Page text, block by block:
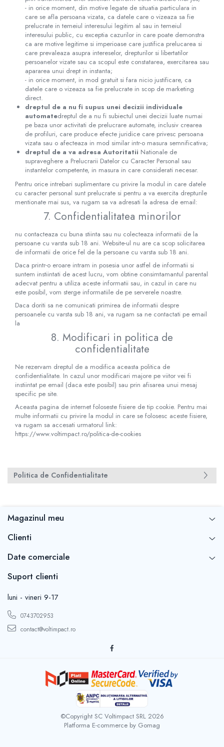
- in orice moment, din motive legate de situatia particulara in
care se afla persoana vizata, ca datele care o vizeaza sa fie
prelucrate in temeiul interesului legitim al sau in temeiul
interesului public, cu exceptia cazurilor in care poate demonstra
ca are motive legitime si imperioase care justifica prelucarea si
care prevaleaza asupra intereselor, drepturilor si libertatilor
persoanelor vizate sau ca scopul este constatarea, exercitarea sau
apararea unui drept in instanta;
- in orice moment, in mod gratuit si fara nicio justificare, ca
datele care o vizeaza sa fie prelucrate in scop de marketing
direct.
dreptul de a nu fi supus unei decizii individuale
automatedreptul de a nu fi subiectul unei decizii luate numai
pe baza unor activitati de prelucrare automate, inclusiv crearea
de profiluri, care produce efecte juridice care privesc persoana
vizata sau o afecteaza in mod similar intr-o masura semnificativa;
dreptul de a va adresa Autoritatii Nationale de
supraveghere a Prelucrarii Datelor cu Caracter Personal sau
instantelor competente, in masura in care considerati necesar.
Pentru orice intrebari suplimentare cu privire la modul in care datele
cu caracter personal sunt prelucrate si pentru a va exercita drepturile
mentionate mai sus, va rugam sa va adresati la adresa de email:
7. Confidentialitatea minorilor
nu contacteaza cu buna stiinta sau nu colecteaza informatii de la
persoane cu varsta sub 18 ani. Website-ul nu are ca scop solicitarea
de informatii de orice fel de la persoane cu varsta sub 18 ani.
Daca printr-o eroare intram in posesia unor astfel de informatii si
suntem instiintati de acest lucru, vom obtine consimtamantul parental
adecvat pentru a utiliza aceste informatii sau, in cazul in care nu
este posibil, vom sterge informatiile de pe serverele noastre.
Daca doriti sa ne comunicati primirea de informatii despre
persoanele cu varsta sub 18 ani, va rugam sa ne contactati pe email
la
8. Modificari in politica de
confidentialitate
Ne rezervam dreptul de a modifica aceasta politica de
confidentialitate. In cazul unor modificari majore pe viitor vei fi
instiintat pe email (daca este posibil) sau prin afisarea unui mesaj
specific pe site.
Aceasta pagina de internet foloseste fisiere de tip cookie. Pentru mai
multe informatii cu privire la modul in care se folosesc aceste fisiere,
va rugam sa accesati urmatorul link:
https://www.voltimpact.ro/politica-de-cookies
Politica de Confidentialitate
Magazinul meu
Clienti
Date comerciale
Suport clienti
luni - vineri 9-17
0743702953
contact@voltimpact.ro
©Copyright SC Voltimpact SRL 2026
Platforma E-commerce by Gomag